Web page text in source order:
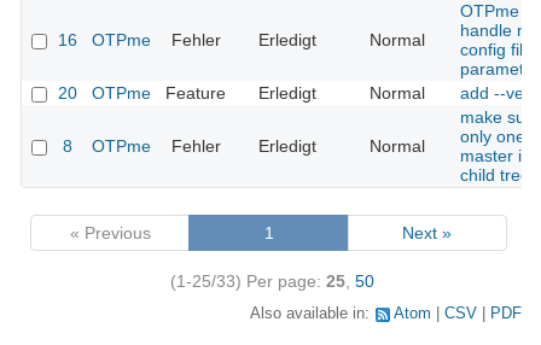
16 OTPme Fehler Erledigt Normal
OTPme
handle
config file
20
OTPme Feature Erledigt Normal add --
8 OTPme Fehler Erledigt Normal
make
only one
master in
child tree
« Previous 1 Next »
(1-25/33) Per page: 25 50
Also available in: Atom CSV PDF